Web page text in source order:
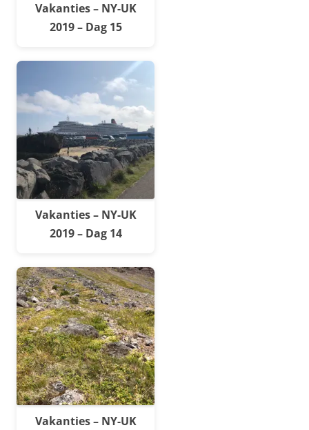
Vakanties – NY-UK
2019 – Dag 15
Vakanties – NY-UK
2019 – Dag 14
Vakanties – NY-UK